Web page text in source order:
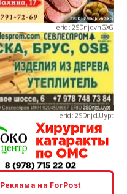
erid: 2SDnjdvhGXG
erid: 2SDnjcLUypt
erid: 2SDnjcrDNw6
Реклама на ForPost